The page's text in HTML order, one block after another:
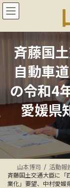
コ
ン
ン
ナ
ビ
ー
斉藤国
自動車
の令和4
愛媛県
山本博司 活動報
斉藤国土交通大臣に「
業化」要望、中村愛媛